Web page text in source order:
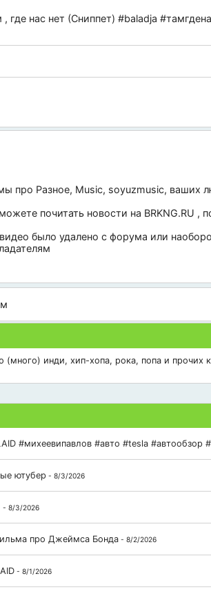
где нас нет (Сниппет) #baladja
про Разное, Music, soyuzmusic, ваших
почитать новости на BRKNG.RU ,
было удалено с форума или
инди, хип-хопа, рока, попа и прочих
#михеевипавлов #авто #tesla #автообзор
ютубер - 8/3/2026
- 8/3/2026
про Джеймса Бонда - 8/2/2026
- 8/1/2026